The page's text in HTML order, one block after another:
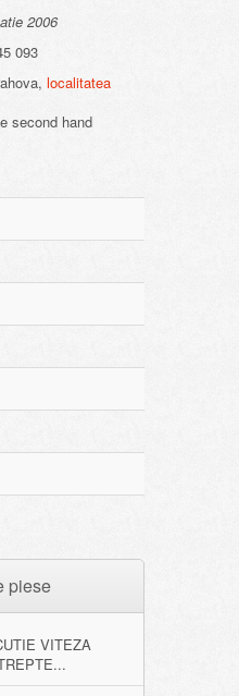
2006
093
localitatea
second hand
piese
VITEZA